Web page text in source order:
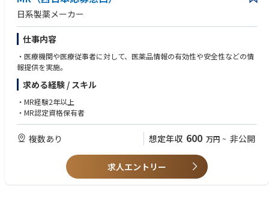
日系製薬メーカー
仕事内容
・医療機関や医療従事者に対して、医薬品情報の有効性や安全性などの情
報提供を実施。
求める経験 / スキル
・MR経験2年以上
・MR認定資格保有者
複数あり 想定年収 600 万円 ~ 非公開
求人エントリー